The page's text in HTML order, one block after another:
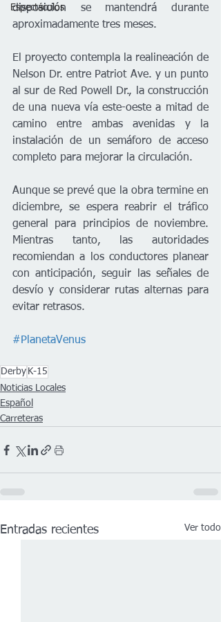
Espectáculos
disposición se mantendrá durante
aproximadamente tres meses.
El proyecto contempla la realineación de
Nelson Dr. entre Patriot Ave. y un punto
al sur de Red Powell Dr., la construcción
de una nueva vía este-oeste a mitad de
camino entre ambas avenidas y la
instalación de un semáforo de acceso
completo para mejorar la circulación.
Aunque se prevé que la obra termine en
diciembre, se espera reabrir el tráfico
general para principios de noviembre.
Mientras tanto, las autoridades
recomiendan a los conductores planear
con anticipación, seguir las señales de
desvío y considerar rutas alternas para
evitar retrasos.
#PlanetaVenus
Derby K-15
Noticias Locales
Español
Carreteras
Entradas recientes Ver todo